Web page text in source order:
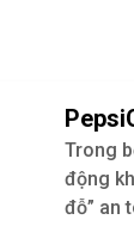
Trong
động
đỗ” an